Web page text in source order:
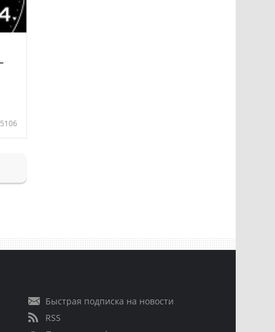
5106
Быстрая подписка на новости
RSS